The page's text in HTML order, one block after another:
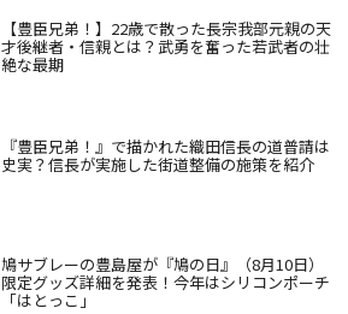
【豊臣兄弟！】22歳で散った長宗我部元親の天
才後継者・信親とは？武勇を奮った若武者の壮
絶な最期
『豊臣兄弟！』で描かれた織田信長の道普請は
史実？信長が実施した街道整備の施策を紹介
鳩サブレーの豊島屋が『鳩の日』（8月10日）
限定グッズ詳細を発表！今年はシリコンポーチ
「はとっこ」